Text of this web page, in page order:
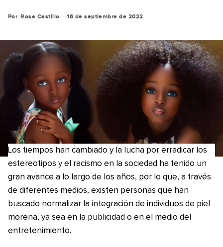
Por Rosa Castillo 16 de septiembre de 2022
Los tiempos han cambiado y la lucha por erradicar los
estereotipos y el racismo en la sociedad ha tenido un
gran avance a lo largo de los años, por lo que, a través
de diferentes medios, existen personas que han
buscado normalizar la integración de individuos de piel
morena, ya sea en la publicidad o en el medio del
entretenimiento.